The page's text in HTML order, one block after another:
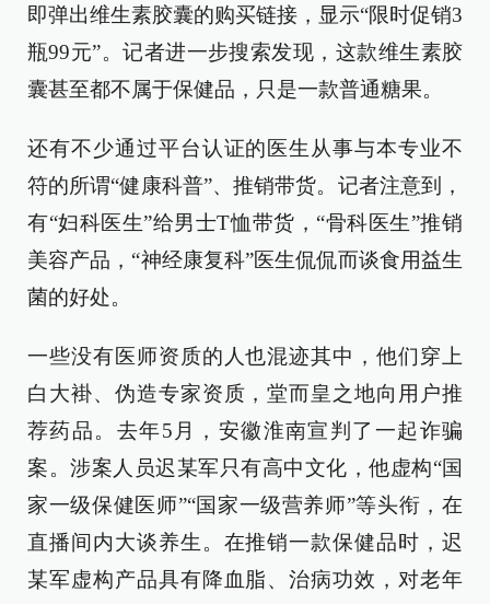
即弹出维生素胶囊的购买链接，显示“限时促销3
瓶99元”。记者进一步搜索发现，这款维生素胶
囊甚至都不属于保健品，只是一款普通糖果。
还有不少通过平台认证的医生从事与本专业不
符的所谓“健康科普”、推销带货。记者注意到，
有“妇科医生”给男士T恤带货，“骨科医生”推销
美容产品，“神经康复科”医生侃侃而谈食用益生
菌的好处。
一些没有医师资质的人也混迹其中，他们穿上
白大褂、伪造专家资质，堂而皇之地向用户推
荐药品。去年5月，安徽淮南宣判了一起诈骗
案。涉案人员迟某军只有高中文化，他虚构“国
家一级保健医师”“国家一级营养师”等头衔，在
直播间内大谈养生。在推销一款保健品时，迟
某军虚构产品具有降血脂、治病功效，对老年